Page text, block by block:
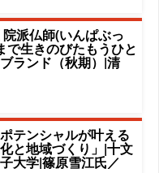
派仏師(いんぱぶっ
で生きのびたもうひと
ランド（秋期）|清
ポテンシャルが叶える
と地域づくり」|十文
大学|篠原雪江氏／